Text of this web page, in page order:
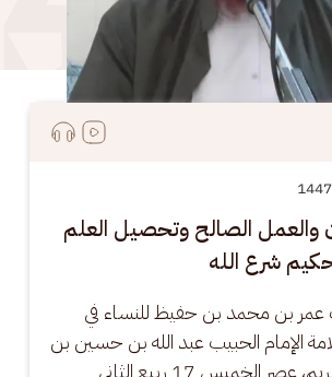
والعمل الصالح وتحصيل العلم
شرع الله
عمر بن محمد بن حفيظ للنساء في
الإمام الحبيب عبد الله بن حسين بن